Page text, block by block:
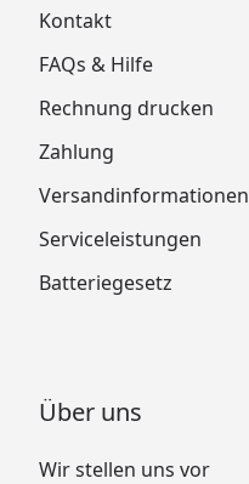
Kontakt
FAQs & Hilfe
Rechnung drucken
Zahlung
Versandinformationen
Serviceleistungen
Batteriegesetz
Über uns
Wir stellen uns vor